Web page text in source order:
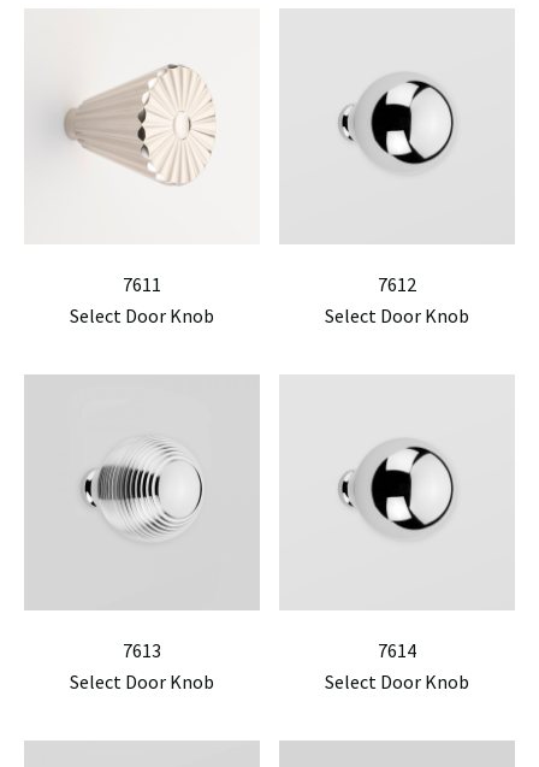
7611
Select Door Knob
7612
Select Door Knob
7613
Select Door Knob
7614
Select Door Knob